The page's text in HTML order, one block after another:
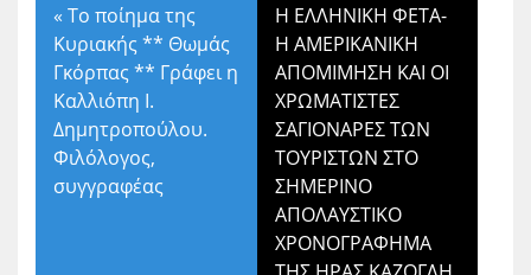
« Το ποίημα της
Κυριακής ** Θωμάς
Γκόρπας ** Γράφει η
Καλλιόπη Ι.
Δημητροπούλου.
Φιλόλογος,
συγγραφέας
Η ΕΛΛΗΝΙΚΗ ΦΕΤΑ-
Η ΑΜΕΡΙΚΑΝΙΚΗ
ΑΠΟΜΙΜΗΣΗ ΚΑΙ ΟΙ
ΧΡΩΜΑΤΙΣΤΕΣ
ΣΑΓΙΟΝΑΡΕΣ ΤΩΝ
ΤΟΥΡΙΣΤΩΝ ΣΤΟ
ΣΗΜΕΡΙΝΟ
ΑΠΟΛΑΥΣΤΙΚΟ
ΧΡΟΝΟΓΡΑΦΗΜΑ